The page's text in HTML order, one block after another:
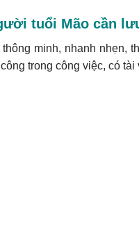
tuổi Mão cần
minh, nhanh nhẹn,
trong công việc, có tài